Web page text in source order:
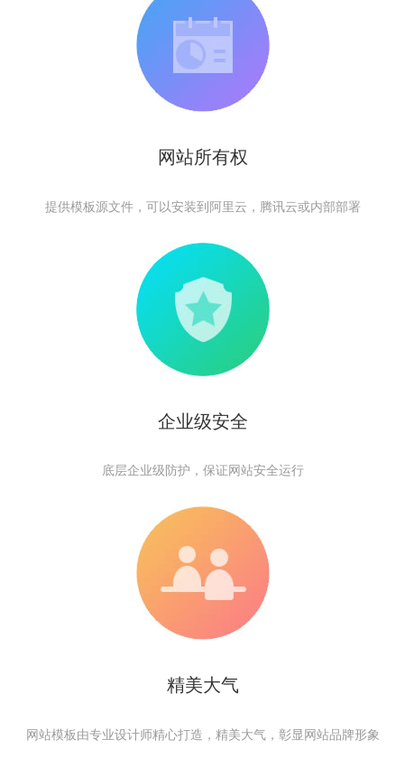
网站所有权
提供模板源文件，可以安装到阿里云，腾讯云或内部部署
企业级安全
底层企业级防护，保证网站安全运行
精美大气
网站模板由专业设计师精心打造，精美大气，彰显网站品牌形象